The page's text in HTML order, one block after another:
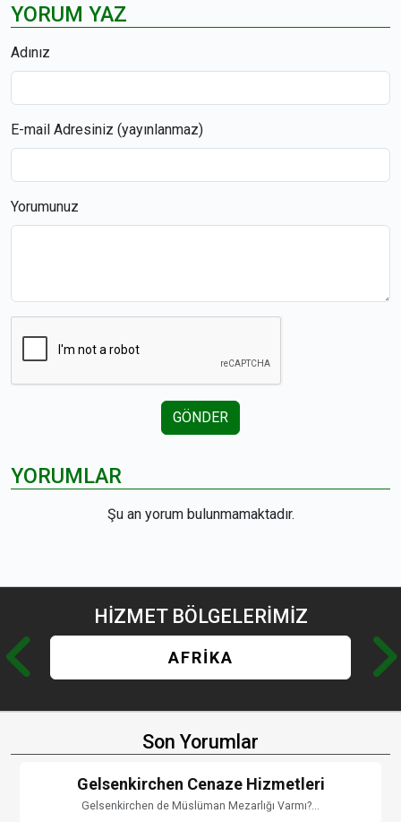
YORUM YAZ
Adınız
E-mail Adresiniz (yayınlanmaz)
Yorumunuz
GÖNDER
YORUMLAR
Şu an yorum bulunmamaktadır.
HİZMET BÖLGELERİMİZ
AFRİKA
Son Yorumlar
Gelsenkirchen Cenaze Hizmetleri
Gelsenkirchen de Müslüman Mezarlığı Varmı?...